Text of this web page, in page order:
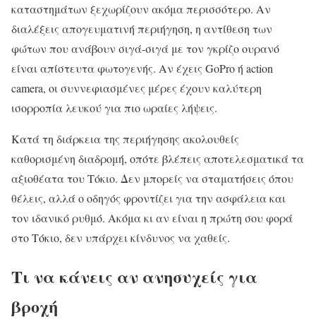
καταστημάτων ξεχωρίζουν ακόμα περισσότερο. Αν
διαλέξεις απογευματινή περιήγηση, η αντίθεση των
φώτων που ανάβουν σιγά-σιγά με τον γκρίζο ουρανό
είναι απίστευτα φωτογενής. Αν έχεις GoPro ή action
camera, οι συννεφιασμένες μέρες έχουν καλύτερη
ισορροπία λευκού για πιο ωραίες λήψεις.
Κατά τη διάρκεια της περιήγησης ακολουθείς
καθορισμένη διαδρομή, οπότε βλέπεις αποτελεσματικά τα
αξιοθέατα του Τόκιο. Δεν μπορείς να σταματήσεις όπου
θέλεις, αλλά ο οδηγός φροντίζει για την ασφάλεια και
τον ιδανικό ρυθμό. Ακόμα κι αν είναι η πρώτη σου φορά
στο Τόκιο, δεν υπάρχει κίνδυνος να χαθείς.
Τι να κάνεις αν ανησυχείς για
βροχή